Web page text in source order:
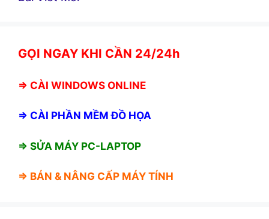
GỌI NGAY KHI CẦN 24/24h
⇒ CÀI WINDOWS ONLINE
⇒ CÀI PHẦN MỀM ĐỒ HỌA
⇒ SỬA MÁY PC-LAPTOP
⇒ BÁN & NÂNG CẤP MÁY TÍNH